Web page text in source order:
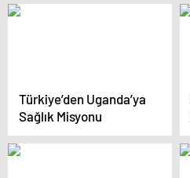
sebeplerini duyurdu
Türkiye’den Uganda’ya
Sağlık Misyonu